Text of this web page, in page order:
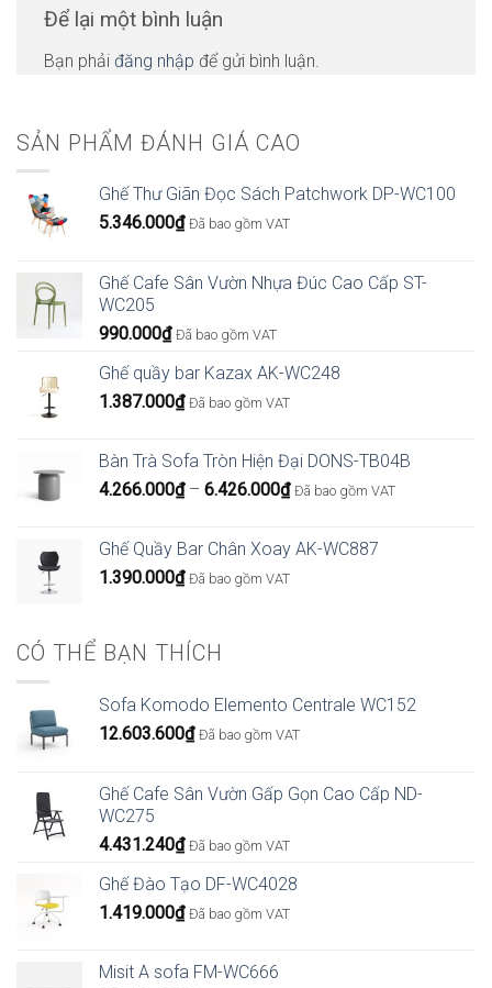
SẢN PHẨM ĐÁNH GIÁ CAO
Ghế Thư Giãn Đọc Sách Patchwork DP-WC100
5.346.000₫ Đã bao gồm VAT
Ghế Cafe Sân Vườn Nhựa Đúc Cao Cấp ST-
WC205
990.000₫ Đã bao gồm VAT
Ghế quầy bar Kazax AK-WC248
1.387.000₫ Đã bao gồm VAT
Bàn Trà Sofa Tròn Hiện Đại DONS-TB04B
4.266.000₫ – 6.426.000₫Khoảng
4.266.000₫
đến
Đã bao gồm VAT
Ghế Quầy Bar Chân Xoay AK-WC887
1.390.000₫ Đã bao gồm VAT
CÓ THỂ BẠN THÍCH
Sofa Komodo Elemento Centrale WC152
12.603.600₫ Đã bao gồm VAT
Ghế Cafe Sân Vườn Gấp Gọn Cao Cấp ND-
WC275
4.431.240₫ Đã bao gồm VAT
Ghế Đào Tạo DF-WC4028
1.419.000₫ Đã bao gồm VAT
Misit A sofa FM-WC666
Để lại một bình luận
Bạn phải đăng nhập để gửi bình luận.